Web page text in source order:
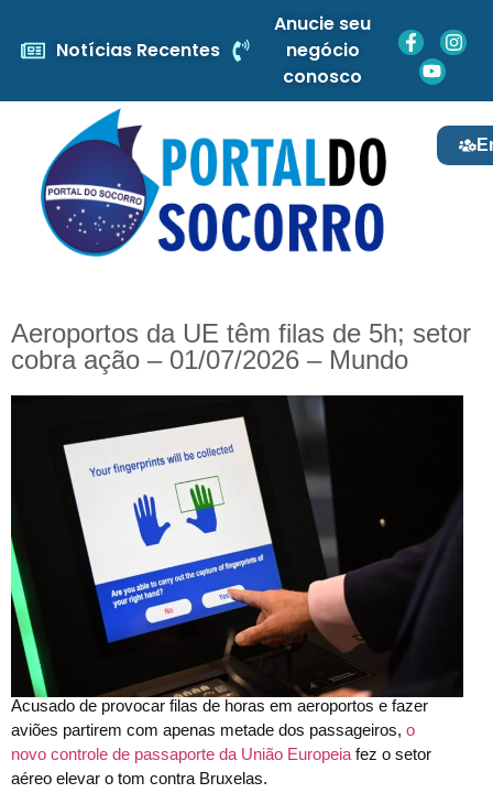
Notícias Recentes
Anucie seu
negócio
conosco
Aeroportos da UE têm filas de 5h; setor
cobra ação – 01/07/2026 – Mundo
Acusado de provocar filas de horas em aeroportos e fazer
aviões partirem com apenas metade dos passageiros, o
novo controle de passaporte da União Europeia fez o setor
aéreo elevar o tom contra Bruxelas.